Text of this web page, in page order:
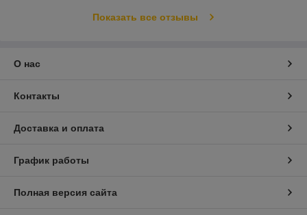
Показать все отзывы
О нас
Контакты
Доставка и оплата
График работы
Полная версия сайта